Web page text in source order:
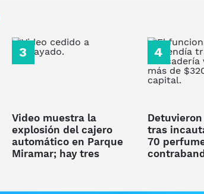
Video muestra la
explosión del cajero
automático en Parque
Miramar; hay tres
tras
70